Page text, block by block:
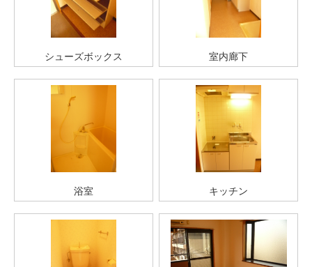
シューズボックス 室内廊下
浴室 キッチン